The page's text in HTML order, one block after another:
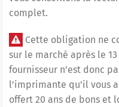
complet.
Cette obligation ne
sur le marché après le
fournisseur n’est donc
l’imprimante qu’il vous
offert 20 ans de bons et